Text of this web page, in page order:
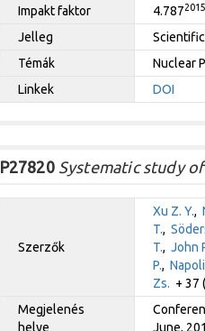
Impakt faktor 4.7872015
Jelleg
Témák
Nuclear
Linkek
DOI
P27820Systematic study
Szerzők
Xu Z. Y.,
T.,
T., John
P., Napoli
Zs. + 37
Megjelenés
helye
June,